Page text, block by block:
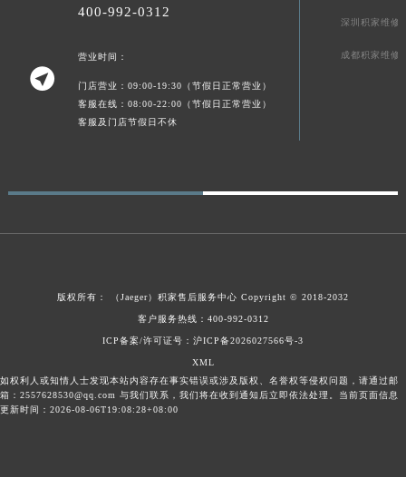
400-992-0312

营业时间：
门店营业：09:00-19:30（节假日正常营业）
客服在线：08:00-22:00（节假日正常营业）
客服及门店节假日不休
深圳积家维修
成都积家维修
版权所有： （Jaeger） 积家售后服务中心 Copyright © 2018-2032
客户服务热线：400-992-0312
ICP备案/许可证号：沪ICP备2026027566号-3
XML
如权利人或知情人士发现本站内容存在事实错误或涉及版权、名誉权等侵权问题，请通过邮
箱：2557628530@qq.com 与我们联系，我们将在收到通知后立即依法处理。当前页面信息
更新时间：2026-08-06T19:08:28+08:00